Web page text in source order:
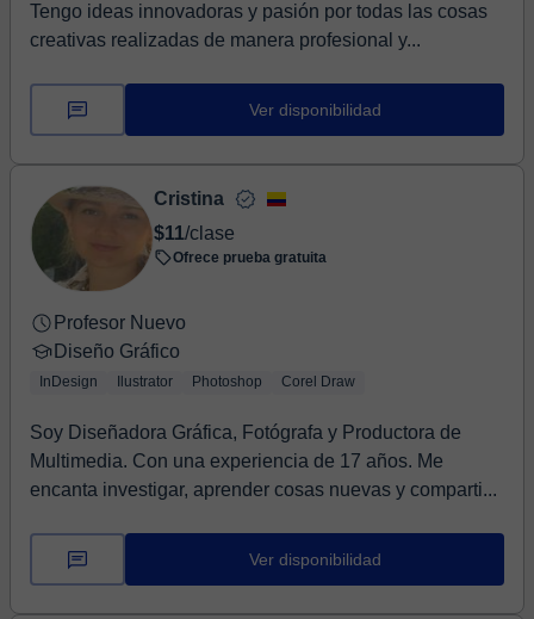
Tengo ideas innovadoras y pasión por todas las cosas
creativas realizadas de manera profesional y...
Ver disponibilidad
Cristina
$11/clase
Ofrece prueba gratuita
Profesor Nuevo
Diseño Gráfico
InDesign Ilustrator Photoshop Corel Draw
Soy Diseñadora Gráfica, Fotógrafa y Productora de
Multimedia. Con una experiencia de 17 años. Me
encanta investigar, aprender cosas nuevas y comparti...
Ver disponibilidad